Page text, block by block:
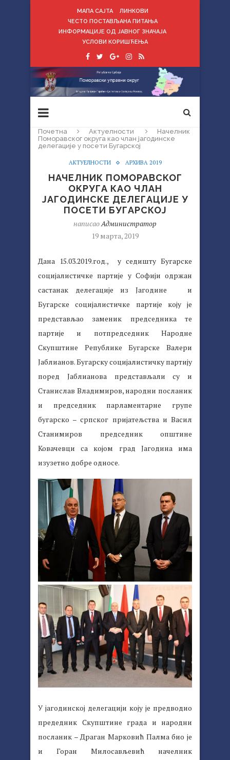
МАПА САЈТА
ЛИНКОВИ
ЧЕСТО ПОСТАВЉАНА ПИТАЊА
ИНФОРМАЦИЈЕ ОД ЈАВНОГ ЗНАЧАЈА
УСЛОВИ КОРИШЋЕЊА
Почетна Актуелности
Начелник
Поморавског округа као члан јагодинске
делегације у посети Бугарској
АКТУЕЛНОСТИ АРХИВА 2019
НАЧЕЛНИК ПОМОРАВСКОГ
ОКРУГА КАО ЧЛАН
ЈАГОДИНСКЕ ДЕЛЕГАЦИЈЕ У
ПОСЕТИ БУГАРСКОЈ
написаоАдминистратор
19 марта, 2019
Дана 15.03.2019.год., у седишту Бугарске
социјалистичке партије у Софији одржан
састанак делегације из Јагодине и
Бугарске социјалистичке партије коју је
представљао заменик председника те
партије и потпредседник Народне
Скупштине Републике Бугарске Валери
Јаблианов. Бугарску социјалистичку партију
поред Јаблианова представљали су и
Станислав Владимиров, народни посланик
и председник парламентарне групе
бугарско – српског пријатељства и Васил
Станимиров председник општине
Ковачевци са којом град Јагодина има
изузетно добре односе.
У јагодинској делегацији коју је предводио
предедник Скупштине града и народни
посланик – Драган Марковић Палма био је
и Горан Милосављевић начелник